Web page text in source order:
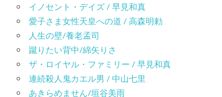
イノセント・デイズ / 早見和真
愛子さま女性天皇への道 / 高森明勅
人生の壁/養老孟司
蹴りたい背中/綿矢りさ
ザ・ロイヤル・ファミリー / 早見和真
連続殺人鬼カエル男 / 中山七里
あきらめません/垣谷美雨